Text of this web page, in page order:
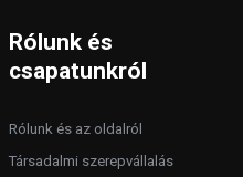
Rólunk és
csapatunkról
Rólunk és az oldalról
Társadalmi szerepvállalás